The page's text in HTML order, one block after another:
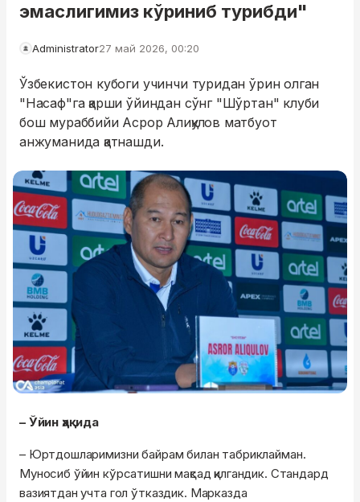
эмаслигимиз кўриниб турибди"
Administrator27 май 2026, 00:20
Ўзбекистон кубоги учинчи туридан ўрин олган
"Насаф"га қарши ўйиндан сўнг "Шўртан" клуби
бош мураббийи Асрор Алиқулов матбуот
анжуманида қатнашди.
– Ўйин ҳақида
– Юртдошларимизни байрам билан табриклайман.
Муносиб ўйин кўрсатишни мақсад қилгандик. Стандард
вазиятдан учта гол ўтказдик. Марказда